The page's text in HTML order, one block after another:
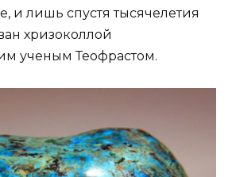
и лишь спустя тысячелетия
хризоколлой
ученым Теофрастом.